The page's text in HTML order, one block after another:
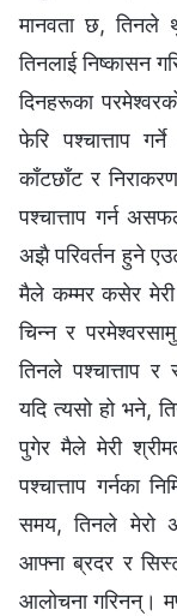
मानवता छ, तिनले
तिनलाई निष्कासन
दिनहरूका
फेरि पश्‍चात्ताप
काँटछाँट र
पश्‍चात्ताप गर्न
अझै परिवर्तन हुने
मैले कम्मर कसेर मेरी
चिन्‍न र
तिनले पश्‍चात्ताप र
यदि त्यसो हो भने,
पुगेर मैले मेरी
पश्‍चात्ताप गर्नका
समय, तिनले मेरो
आफ्ना ब्रदर र
आलोचना गरिनन्।